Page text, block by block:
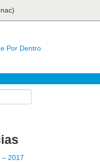
Por Dentro
– 2017